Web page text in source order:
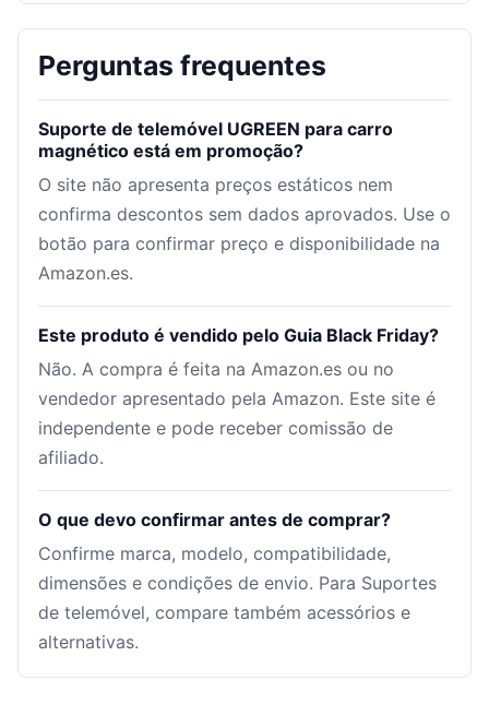
Perguntas frequentes
Suporte de telemóvel UGREEN para carro
magnético está em promoção?
O site não apresenta preços estáticos nem
confirma descontos sem dados aprovados. Use o
botão para confirmar preço e disponibilidade na
Amazon.es.
Este produto é vendido pelo Guia Black Friday?
Não. A compra é feita na Amazon.es ou no
vendedor apresentado pela Amazon. Este site é
independente e pode receber comissão de
afiliado.
O que devo confirmar antes de comprar?
Confirme marca, modelo, compatibilidade,
dimensões e condições de envio. Para Suportes
de telemóvel, compare também acessórios e
alternativas.